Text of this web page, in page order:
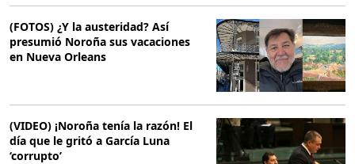
(FOTOS) ¿Y la austeridad? Así
presumió Noroña sus vacaciones
en Nueva Orleans
(VIDEO) ¡Noroña tenía la razón! El
día que le gritó a García Luna
‘corrupto’